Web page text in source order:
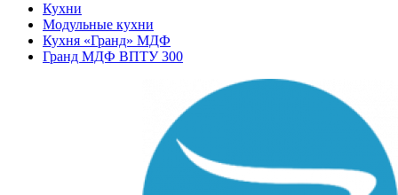
Кухни
Модульные кухни
Кухня «Гранд» МДФ
Гранд МДФ ВПТУ 300